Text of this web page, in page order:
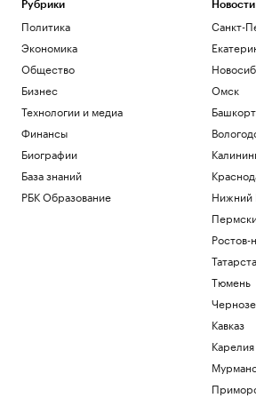
Рубрики
Политика
Экономика
Общество
Бизнес
Технологии и медиа
Финансы
Биографии
База знаний
РБК Образование
Санкт-
Омск
Нижний
Ростов-
Тюмень
Кавказ
Карелия